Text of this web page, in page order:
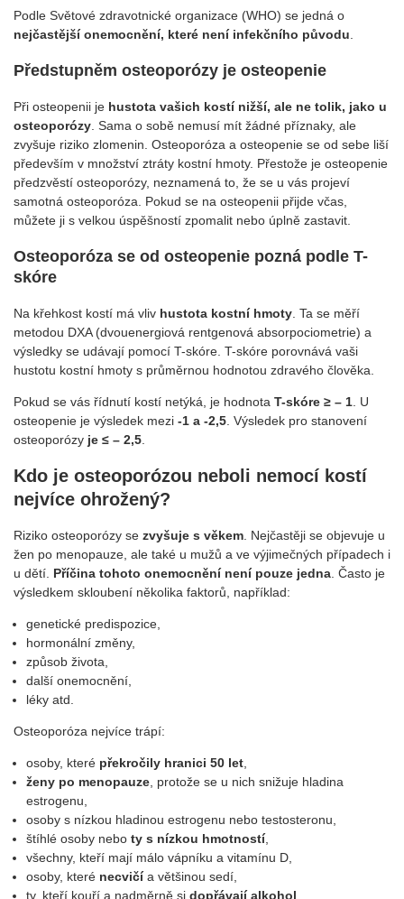
Podle Světové zdravotnické organizace (WHO) se jedná o
nejčastější onemocnění, které není infekčního původu
Předstupněm osteoporózy je osteopenie
Při osteopenii je hustota vašich kostí nižší, ale ne tolik, jako u
osteoporózy . Sama o sobě nemusí mít žádné příznaky, ale
zvyšuje riziko zlomenin. Osteoporóza a osteopenie se od sebe liší
především v množství ztráty kostní hmoty. Přestože je osteopenie
předzvěstí osteoporózy, neznamená to, že se u vás projeví
samotná osteoporóza. Pokud se na osteopenii přijde včas,
můžete ji s velkou úspěšností zpomalit nebo úplně zastavit.
Osteoporóza se od osteopenie pozná podle T-
skóre
Na křehkost kostí má vliv hustota kostní hmoty . Ta se měří
metodou DXA (dvouenergiová rentgenová absorpociometrie) a
výsledky se udávají pomocí T-skóre. T-skóre porovnává vaši
hustotu kostní hmoty s průměrnou hodnotou zdravého člověka.
Pokud se vás řídnutí kostí netýká, je hodnota T-skóre ≥ – 1 . U
osteopenie je výsledek mezi -1 a -2,5 . Výsledek pro stanovení
osteoporózy je ≤ – 2,5
Kdo je osteoporózou neboli nemocí kostí
nejvíce ohrožený?
Riziko osteoporózy se zvyšuje s věkem . Nejčastěji se objevuje u
žen po menopauze, ale také u mužů a ve výjimečných případech i
u dětí. Příčina tohoto onemocnění není pouze jedna . Často je
výsledkem skloubení několika faktorů, například:
genetické predispozice,
hormonální změny,
způsob života,
další onemocnění,
léky atd.
Osteoporóza nejvíce trápí:
osoby, které překročily hranici 50 let
ženy po menopauze , protože se u nich snižuje hladina
estrogenu,
osoby s nízkou hladinou estrogenu nebo testosteronu,
štíhlé osoby nebo ty s nízkou hmotností,
všechny, kteří mají málo vápníku a vitamínu D,
osoby, které necvičía většinou sedí,
ty, kteří kouří a nadměrně si dopřávají alkohol